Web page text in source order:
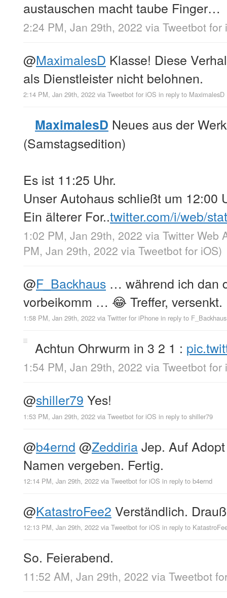
austauschen macht taube Finger…
2:24 PM, Jan 29th, 2022 via Tweetbot for
@MaximalesD Klasse! Diese
als Dienstleister nicht belohnen.
2:14 PM, Jan 29th, 2022 via Tweetbot for iΟS in reply to MaximalesD
MaximalesD Neues aus der
(Samstagsedition)
Es ist 11:25 Uhr.
Unser Autohaus schließt um 12:00
Ein älterer For..twitter.com/i/web/
1:02 PM, Jan 29th, 2022 via Twitter Web
PM, Jan 29th, 2022 via Tweetbot for iΟS)
@F_Backhaus … während ich dan
vorbeikomm … 😂 Treffer, versenkt.
1:58 PM, Jan 29th, 2022 via Twitter for iPhone in reply to F_Backhaus
Achtun Ohrwurm in 3 2 1 :
1:54 PM, Jan 29th, 2022 via Tweetbot for
@shiller79 Yes!
1:53 PM, Jan 29th, 2022 via Tweetbot for iΟS in reply to shiller79
@b4ernd @ZeddiriaJep. Auf
Namen vergeben. Fertig.
12:14 PM, Jan 29th, 2022 via Tweetbot for iΟS in reply to b4ernd
@KatastroFee2 Verständlich.
12:13 PM, Jan 29th, 2022 via Tweetbot for iΟS in reply to
So. Feierabend.
11:52 AM, Jan 29th, 2022 via Tweetbot